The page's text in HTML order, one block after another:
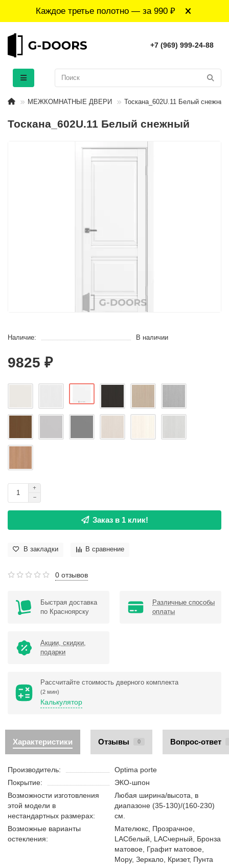
Каждое третье полотно — за 990 ₽
+7 (969) 999-24-88
МЕЖКОМНАТНЫЕ ДВЕРИ Тоскана_602U.11 Белый снежный
Тоскана_602U.11 Белый снежный
Наличие: В наличии
9825 ₽
Заказ в 1 клик!
В закладки В сравнение
0 отзывов
Быстрая доставка
по Красноярску
Различные способы
оплаты
Акции, скидки,
подарки
Рассчитайте стоимость дверного комплекта
(2 мин)
Калькулятор
Характеристики Отзывы 0 Вопрос-ответ
Производитель:
Optima porte
Покрытие:
ЭКО-шпон
Возможности изготовления
этой модели в
нестандартных размерах:
Любая ширина/высота, в
диапазоне (35-130)/(160-230)
см.
Возможные варианты
остекления:
Мателюкс, Прозрачное,
LACбелый, LACчерный, Бронза
матовое, Графит матовое,
Мору, Зеркало, Кризет, Пунта